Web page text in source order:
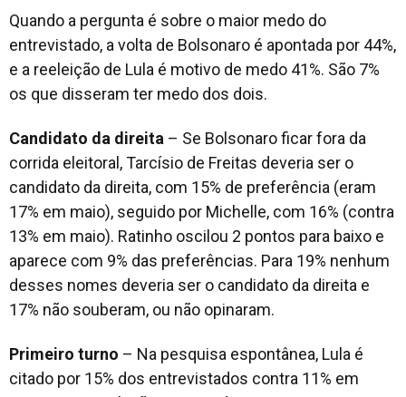
Quando a pergunta é sobre o maior medo do
entrevistado, a volta de Bolsonaro é apontada por 44%,
e a reeleição de Lula é motivo de medo 41%. São 7%
os que disseram ter medo dos dois.
Candidato da direita – Se Bolsonaro ficar fora da
corrida eleitoral, Tarcísio de Freitas deveria ser o
candidato da direita, com 15% de preferência (eram
17% em maio), seguido por Michelle, com 16% (contra
13% em maio). Ratinho oscilou 2 pontos para baixo e
aparece com 9% das preferências. Para 19% nenhum
desses nomes deveria ser o candidato da direita e
17% não souberam, ou não opinaram.
Primeiro turno – Na pesquisa espontânea, Lula é
citado por 15% dos entrevistados contra 11% em